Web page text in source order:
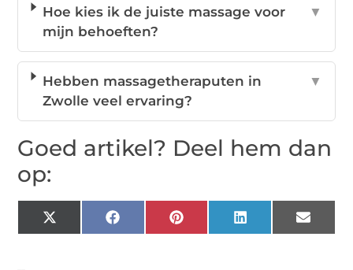
Hoe kies ik de juiste massage voor
mijn behoeften?
▼
Hebben massagetheraputen in
Zwolle veel ervaring?
▼
Goed artikel? Deel hem dan
op:
X
(Twitter)
FacebookPinterestLinkedIn Email